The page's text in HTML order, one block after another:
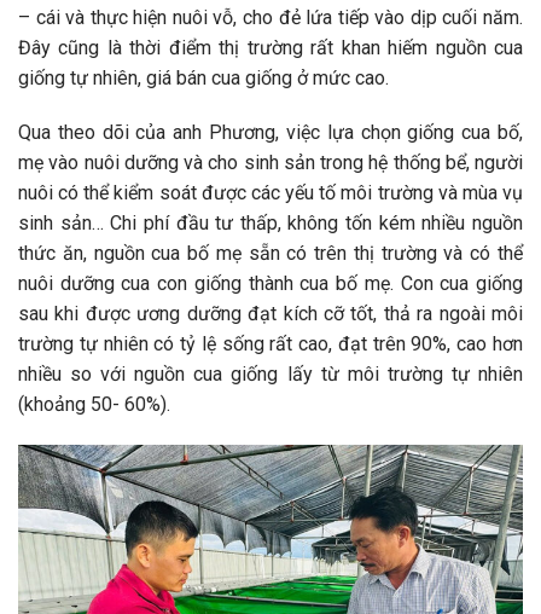
– cái và thực hiện nuôi vỗ, cho đẻ lứa tiếp vào dịp cuối năm.
Đây cũng là thời điểm thị trường rất khan hiếm nguồn cua
giống tự nhiên, giá bán cua giống ở mức cao.
Qua theo dõi của anh Phương, việc lựa chọn giống cua bố,
mẹ vào nuôi dưỡng và cho sinh sản trong hệ thống bể, người
nuôi có thể kiểm soát được các yếu tố môi trường và mùa vụ
sinh sản… Chi phí đầu tư thấp, không tốn kém nhiều nguồn
thức ăn, nguồn cua bố mẹ sẵn có trên thị trường và có thể
nuôi dưỡng cua con giống thành cua bố mẹ. Con cua giống
sau khi được ương dưỡng đạt kích cỡ tốt, thả ra ngoài môi
trường tự nhiên có tỷ lệ sống rất cao, đạt trên 90%, cao hơn
nhiều so với nguồn cua giống lấy từ môi trường tự nhiên
(khoảng 50- 60%).